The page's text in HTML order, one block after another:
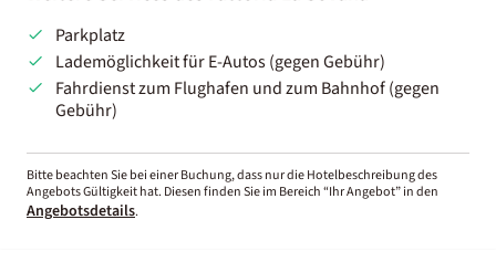
Parkplatz
Lademöglichkeit für E-Autos (gegen Gebühr)
Fahrdienst zum Flughafen und zum Bahnhof (gegen
Gebühr)
Bitte beachten Sie bei einer Buchung, dass nur die Hotelbeschreibung des
Angebots Gültigkeit hat. Diesen finden Sie im Bereich “Ihr Angebot” in den
Angebotsdetails.